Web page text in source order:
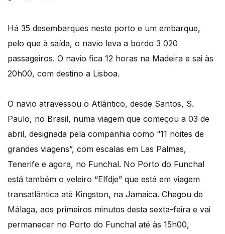
Há 35 desembarques neste porto e um embarque,
pelo que à saída, o navio leva a bordo 3 020
passageiros. O navio fica 12 horas na Madeira e sai às
20h00, com destino a Lisboa.
O navio atravessou o Atlântico, desde Santos, S.
Paulo, no Brasil, numa viagem que começou a 03 de
abril, designada pela companhia como “11 noites de
grandes viagens”, com escalas em Las Palmas,
Tenerife e agora, no Funchal. No Porto do Funchal
está também o veleiro “Elfdje” que está em viagem
transatlântica até Kingston, na Jamaica. Chegou de
Málaga, aos primeiros minutos desta sexta-feira e vai
permanecer no Porto do Funchal até às 15h00,